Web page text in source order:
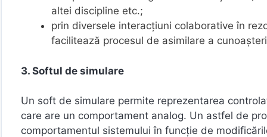
altei discipline etc.;
prin diversele interacţiuni colaborative în
facilitează procesul de asimilare a
3. Softul de simulare
Un soft de simulare permite reprezentarea
care are un comportament analog. Un astfel de
comportamentul sistemului în funcție de